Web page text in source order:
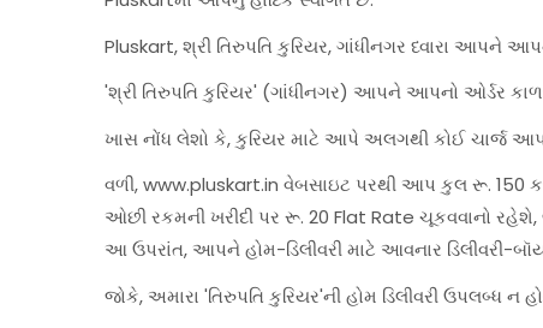
Pluskart, શ્રી તિરુપતિ કુરિયર, ગાંધીનગર ધ્વારા આપને
'શ્રી તિરુપતિ કુરિયર' (ગાંધીનગર) આપને આપનો ઓર્ડર
ખાસ નોંધ લેશો કે, કુરિયર માટે આપે અલગથી કોઈ ચાર્જ
વળી, www.pluskart.in વેબસાઇટ પરથી આપ કુલ રૂ. 150
ઓછી રકમની ખરીદી પર રૂ. 20 Flat Rate ચૂકવવાનો
આ ઉપરાંત, આપને હોમ-ડિલીવરી માટે આવનાર ડિલીવરી-
જોકે, અમારા 'તિરુપતિ કુરિયર'ની હોમ ડિલીવરી ઉપલબ્ધ